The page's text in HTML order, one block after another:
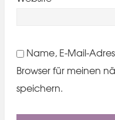
Name, E-Mail-
Browser für meinen
speichern.